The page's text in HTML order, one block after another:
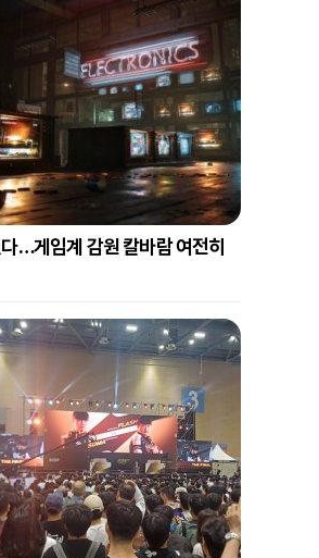
…게임계 감원 칼바람 여전히